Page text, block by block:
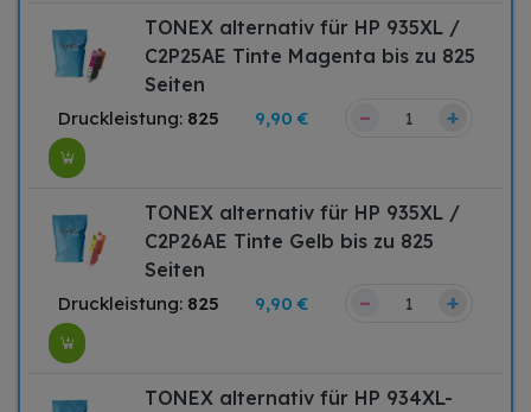
TONEX alternativ für HP 935XL /
C2P25AE Tinte Magenta bis zu 825
Seiten
Druckleistung: 825 9,90 € – +
TONEX alternativ für HP 935XL /
C2P26AE Tinte Gelb bis zu 825
Seiten
Druckleistung: 825 9,90 € – +
TONEX alternativ für HP 934XL-